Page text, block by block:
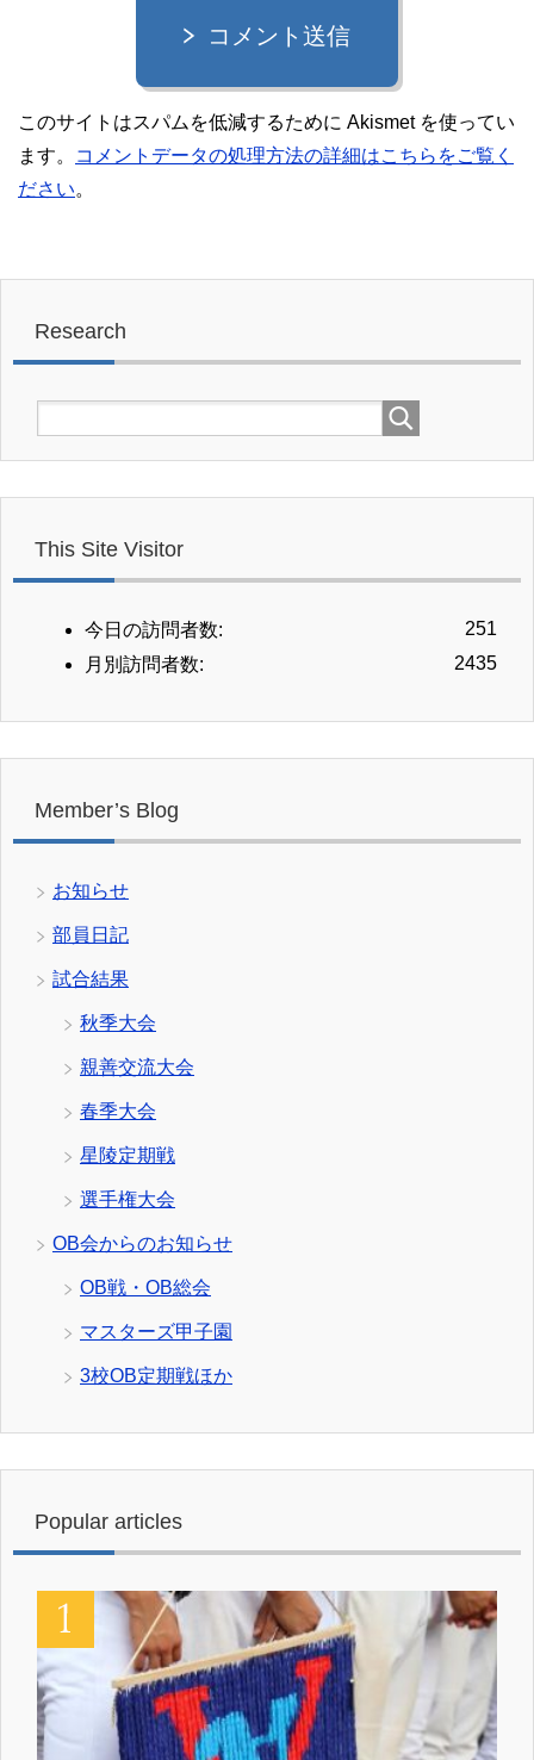
コメント送信
このサイトはスパムを低減するために Akismet を使ってい
ます。
コメントデータの処理方法の詳細はこちらをご覧く
ださい。
Research
This Site Visitor
251
今日の訪問者数:
2435
月別訪問者数:
Member’s Blog
お知らせ
部員日記
試合結果
秋季大会
親善交流大会
春季大会
星陵定期戦
選手権大会
OB会からのお知らせ
OB戦・OB総会
マスターズ甲子園
3校OB定期戦ほか
Popular articles